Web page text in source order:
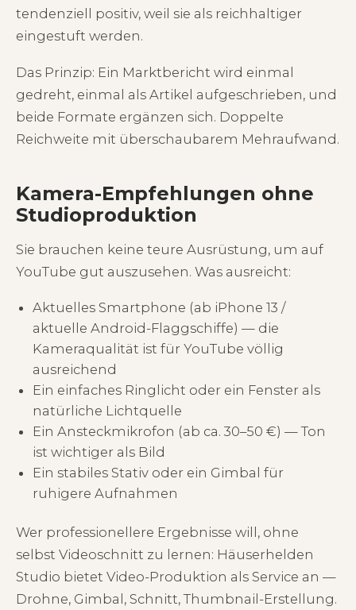
tendenziell positiv, weil sie als reichhaltiger
eingestuft werden.
Das Prinzip: Ein Marktbericht wird einmal
gedreht, einmal als Artikel aufgeschrieben, und
beide Formate ergänzen sich. Doppelte
Reichweite mit überschaubarem Mehraufwand.
Kamera-Empfehlungen ohne
Studioproduktion
Sie brauchen keine teure Ausrüstung, um auf
YouTube gut auszusehen. Was ausreicht:
Aktuelles Smartphone (ab iPhone 13 /
aktuelle Android-Flaggschiffe) — die
Kameraqualität ist für YouTube völlig
ausreichend
Ein einfaches Ringlicht oder ein Fenster als
natürliche Lichtquelle
Ein Ansteckmikrofon (ab ca. 30–50 €) — Ton
ist wichtiger als Bild
Ein stabiles Stativ oder ein Gimbal für
ruhigere Aufnahmen
Wer professionellere Ergebnisse will, ohne
selbst Videoschnitt zu lernen: Häuserhelden
Studio bietet Video-Produktion als Service an —
Drohne, Gimbal, Schnitt, Thumbnail-Erstellung.